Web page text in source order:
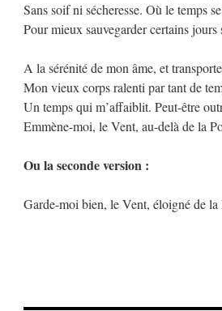
Sans soif ni sécheresse. Où le temps
Pour mieux sauvegarder certains jours
A la sérénité de mon âme, et transporte
Mon vieux corps ralenti par tant de
Un temps qui m’affaiblit. Peut-être
Emmène-moi, le Vent, au-delà de la
Ou la seconde version :
Garde-moi bien, le Vent, éloigné de